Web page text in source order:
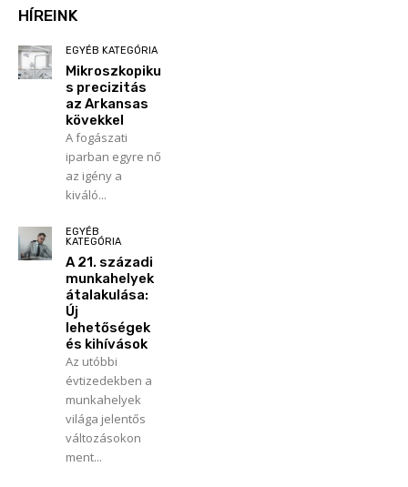
HÍREINK
EGYÉB KATEGÓRIA
Mikroszkopiku
s precizitás
az Arkansas
kövekkel
A fogászati
iparban egyre nő
az igény a
kiváló...
EGYÉB
KATEGÓRIA
A 21. századi
munkahelyek
átalakulása:
Új
lehetőségek
és kihívások
Az utóbbi
évtizedekben a
munkahelyek
világa jelentős
változásokon
ment...